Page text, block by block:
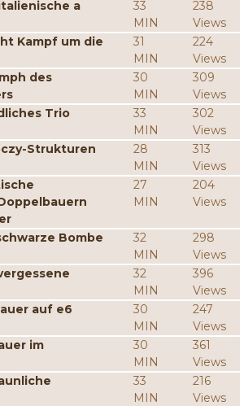
a
33
MIN
238
Views
Kampf um die
31
MIN
224
Views
des
30
MIN
309
Views
Trio
33
MIN
302
Views
Strukturen
28
MIN
313
Views
27
MIN
204
Views
Bombe
32
MIN
298
Views
32
MIN
396
Views
auf e6
30
MIN
247
Views
im
30
MIN
361
Views
33
MIN
216
Views